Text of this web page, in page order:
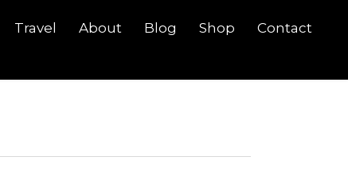
Travel About Blog Shop Contact